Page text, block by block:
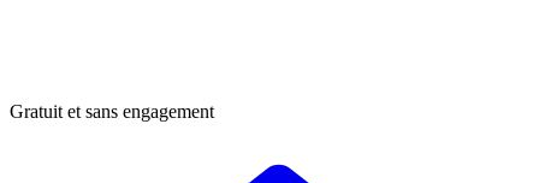
Gratuit et sans engagement